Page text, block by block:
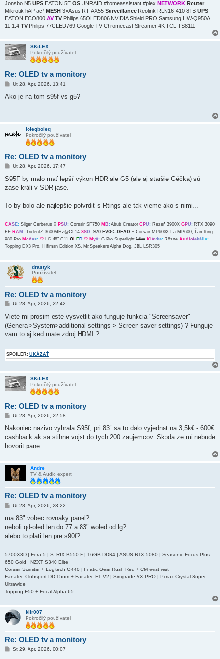
Jonsbo N5 UPS EATON 5E OS UNRAID #homeassistant #plex NETWORK Router
Mikrotik hAP ac³ MESH 3×Asus RT-AX55 Surveillance Reolink RLN16-410 8TB UPS
EATON ECO800 AV TV Philips 65OLED806 NVIDIA Shield PRO Samsung HW-Q950A
11.1.4 TV Philips 77OLED769 Google TV Chromecast Streamer 4K TCL TS8111
SKiLEX
Pokročilý používateľ
Re: OLED tv a monitory
P
í
Ut 28. Apr, 2026, 13:41
Ako je na tom s95f vs g5?
loleqboleq
Pokročilý používateľ
Re: OLED tv a monitory
P
í
p
o
Ut 28. Apr, 2026, 17:47
S95F by malo mať lepší výkon HDR ale G5 (ale aj staršie Géčka) sú
zase králi v SDR jase.
To by bolo ale najlepšie potvrdiť s Rtings ale tak vieme ako s nimi...
CAS E: Sliger Cerberus X PSU: Corsair SF750 M B : Ašuš Creator C PU: Rezeň 3900X G PU: RTX 3090
FE RA M : TridentZ 3600MHz@CL14 SS D: 970 EVO<--DEAD + Corsair MP600XT a MP600, Ťamťung
980 Pro M oňas: ♡ LG 48" C11 O E D ♡ M yš: G Pro Superlight Wire K áv ka: Rôzne Aud iofe ká ia:
Topping DX3 Pro, Hifiman Edition XS, Mr.Speakers Alpha Dog, JBL LSR305
drastyk
Používateľ
Re: OLED tv a monitory
P
í
p
e
k
Ut 28. Apr, 2026, 22:42
Viete mi prosim este vysvetlit ako funguje funkcia "Screensaver"
(General>System>additional settings > Screen saver settings) ? Funguje
vam to aj ked mate zdroj HDMI ?
SPOILER: UKÁZAŤ
SKiLEX
Pokročilý používateľ
Re: OLED tv a monitory
P
í
p
e
k
Ut 28. Apr, 2026, 22:58
Nakoniec nazivo vyhrala S95f, pri 83" sa to dalo vyjednat na 3,5k€ - 600€
cashback ak sa stihne vojst do tych 200 zaujemcov. Skoda ze mi nebude
hovorit pane.
Andre
TV & Audio expert
Re: OLED tv a monitory
P
í
p
e
k
Ut 28. Apr, 2026, 23:22
ma 83" vobec rovnaky panel?
neboli qd-oled len do 77 a 83" woled od lg?
alebo to plati len pre s90f?
5700X3D | Fera 5 | STRIX B550-F | 16GB DDR4 | ASUS RTX 5080 | Seasonic Focus Plus
650 Gold | NZXT S340 Elite
Corsair Scimitar + Logitech G440 | Fnatic Gear Rush Red + CM wrist rest
Fanatec Clubsport DD 15nm + Fanatec F1 V2 | Simgrade VX-PRO | Pimax Crystal Super
Ultrawide
Topping E50 + Focal Alpha 65
kllr007
Pokročilý používateľ
Re: OLED tv a monitory
PSt 29. Apr, 2026, 00:07